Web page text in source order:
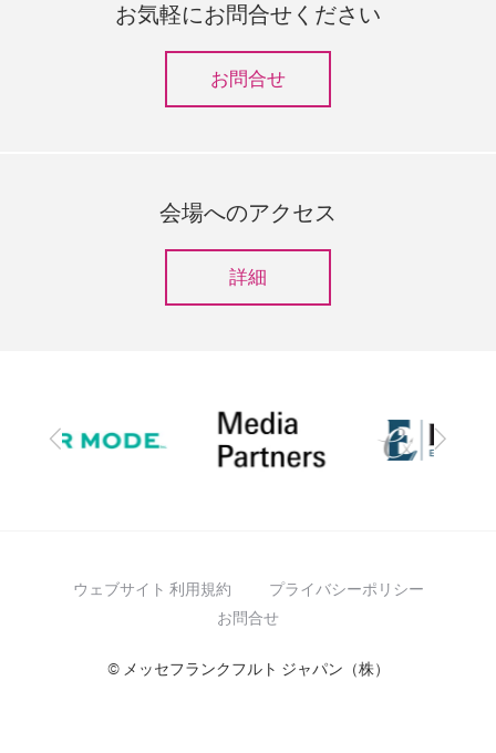
お気軽にお問合せください
お問合せ
会場へのアクセス
詳細
前
次
へ
ウェブサイト 利用規約
プライバシーポリシー
お問合せ
© メッセフランクフルト ジャパン（株）